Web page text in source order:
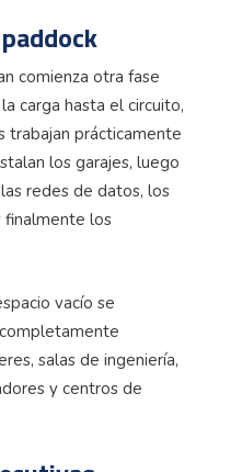
comienza otra fase
carga hasta el circuito,
trabajan prácticamente
los garajes, luego
redes de datos, los
finalmente los
vacío se
salas de ingeniería,
y centros de